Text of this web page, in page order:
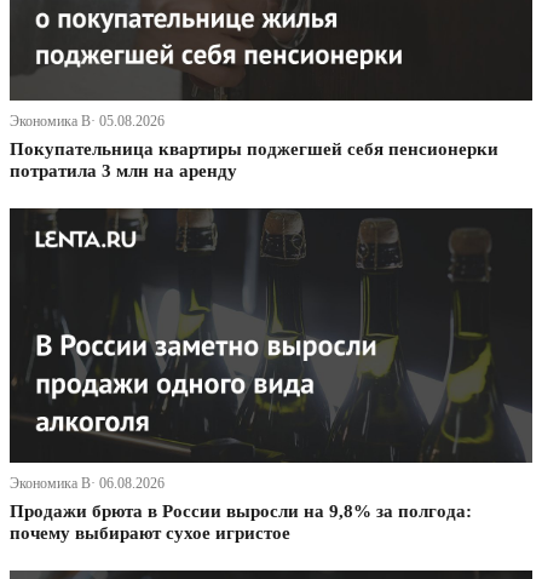
Экономика В· 05.08.2026
Покупательница квартиры поджегшей себя пенсионерки
потратила 3 млн на аренду
Экономика В· 06.08.2026
Продажи брюта в России выросли на 9,8% за полгода:
почему выбирают сухое игристое